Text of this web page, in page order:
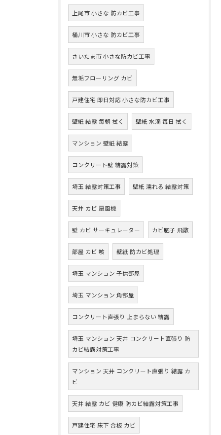
上尾市 小さな 防カビ工事
桶川市 小さな 防カビ工事
さいたま市 小さな防カビ工事
無垢フローリング カビ
戸建住宅 即日対応 小さな防カビ工事
壁紙 結露 毎朝 拭く 壁紙 水滴 毎日 拭く
マンション 壁紙 結露
コンクリート壁 結露対策
埼玉 結露対策工事 壁紙 濡れる 結露対策
天井 カビ 扇風機
壁 カビ サーキュレーター カビ胞子 飛散
部屋 カビ 咳 壁紙 防カビ処理
埼玉 マンション 子供部屋
埼玉 マンション 角部屋
コンクリート直張り 止まらない 結露
埼玉 マンション 天井 コンクリート直張り 防
カビ結露対策工事
マンション 天井 コンクリート直張り 結露 カ
ビ
天井 結露 カビ 健康 防カビ結露対策工事
戸建住宅 床下 合板 カビ